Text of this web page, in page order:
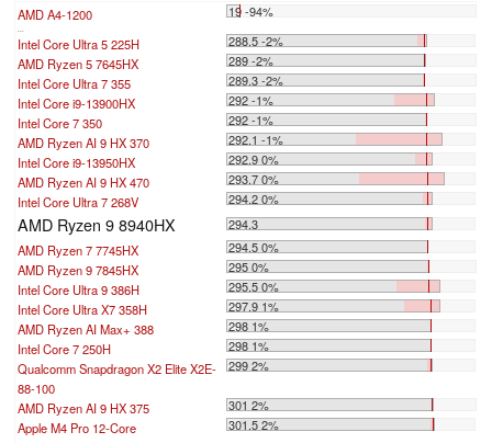
AMD A4-1200 19 -94%
Intel Core Ultra 5 225H
288.5 -2%
AMD Ryzen 5 7645HX
289 -2%
Intel Core Ultra 7 355
289.3 -2%
Intel Core i9-13900HX
292 -1%
Intel Core 7 350
292 -1%
AMD Ryzen AI 9 HX 370
292.1 -1%
Intel Core i9-13950HX
292.9 0%
AMD Ryzen AI 9 HX 470
293.7 0%
Intel Core Ultra 7 268V
294.2 0%
AMD Ryzen 9 8940HX
294.3
AMD Ryzen 7 7745HX
294.5 0%
AMD Ryzen 9 7845HX
295 0%
Intel Core Ultra 9 386H
295.5 0%
Intel Core Ultra X7 358H
297.9 1%
AMD Ryzen AI Max+ 388
298 1%
Intel Core 7 250H
298 1%
Qualcomm Snapdragon X2 Elite X2E-
88-100
299 2%
AMD Ryzen AI 9 HX 375
301 2%
Apple M4 Pro 12-Core
301.5 2%